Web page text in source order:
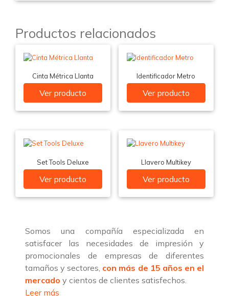
Productos relacionados
Cinta Métrica Llanta
Ver producto
Identificador Metro
Ver producto
Set Tools Deluxe
Ver producto
Llavero Multikey
Ver producto
Somos una compañía especializada en
satisfacer las necesidades de impresión y
promocionales de empresas de diferentes
tamaños y sectores, con más de 15 años en el
mercado y cientos de clientes satisfechos.
Leer más